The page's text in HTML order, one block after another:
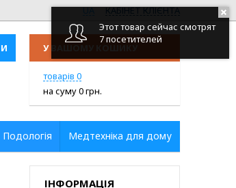
ІНФОРМАЦІЯ
UA КАБІНЕТ КЛІЄНТА
У ВАШОМУ КОШИКУ
ПЕРЕЙТИ У КОШИК
товарів 0
на суму0грн.
Подологія Медтехніка для дому
Этот товар сейчас смотрят
7 посетителей